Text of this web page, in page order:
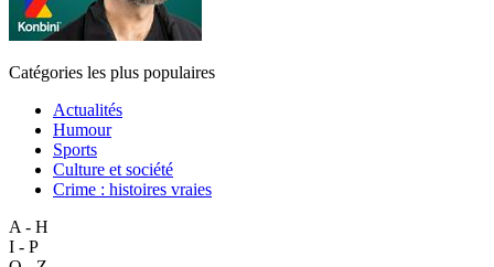
Catégories les plus populaires
Actualités
Humour
Sports
Culture et société
Crime : histoires vraies
A - H
I - P